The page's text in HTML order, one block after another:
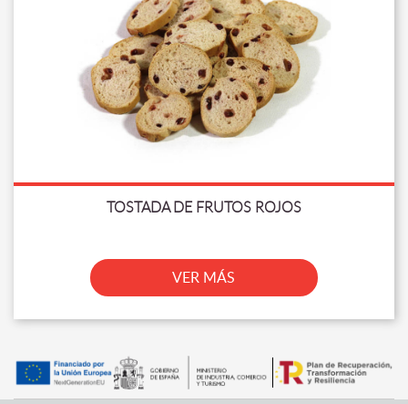
TOSTADA DE FRUTOS ROJOS
VER MÁS